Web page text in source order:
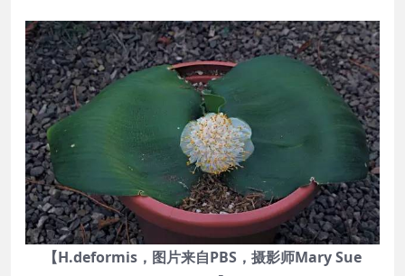
【H.deformis，图片来自PBS，摄影师Mary Sue